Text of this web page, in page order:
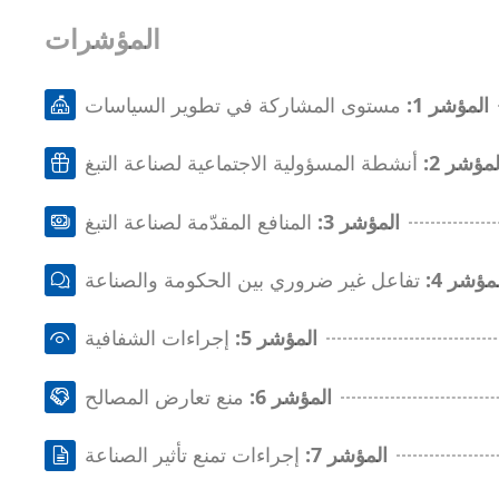
المؤشرات
المؤشر 1: مستوى المشاركة في تطوير السياسات
2: أنشطة المسؤولية الاجتماعية لصناعة التبغ
المؤشر 3: المنافع المقدّمة لصناعة التبغ
4: تفاعل غير ضروري بين الحكومة والصناعة
المؤشر 5: إجراءات الشفافية
المؤشر 6: منع تعارض المصالح
المؤشر 7: إجراءات تمنع تأثير الصناعة